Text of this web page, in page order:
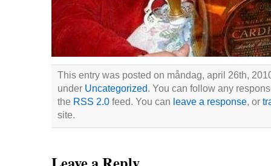
This entry was posted on måndag, april 26th,
under Uncategorized. You can follow any
the RSS 2.0feed. You can leave a response, or
site.